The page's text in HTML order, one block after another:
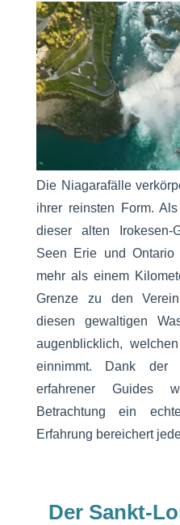
Die Niagarafälle
ihrer reinsten Form.
dieser alten
Seen Erie und
mehr als einem
Grenze zu den
diesen gewaltigen
augenblicklich,
einnimmt. Dank der
erfahrener Guides
Betrachtung ein
Erfahrung bereichert
Der Sankt-